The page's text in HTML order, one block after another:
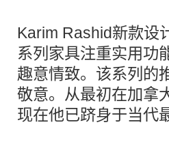
Karim Rashid新款设
系列家具注重实用功
趣意情致。该系列的
敬意。从最初在加拿
现在他已跻身于当代